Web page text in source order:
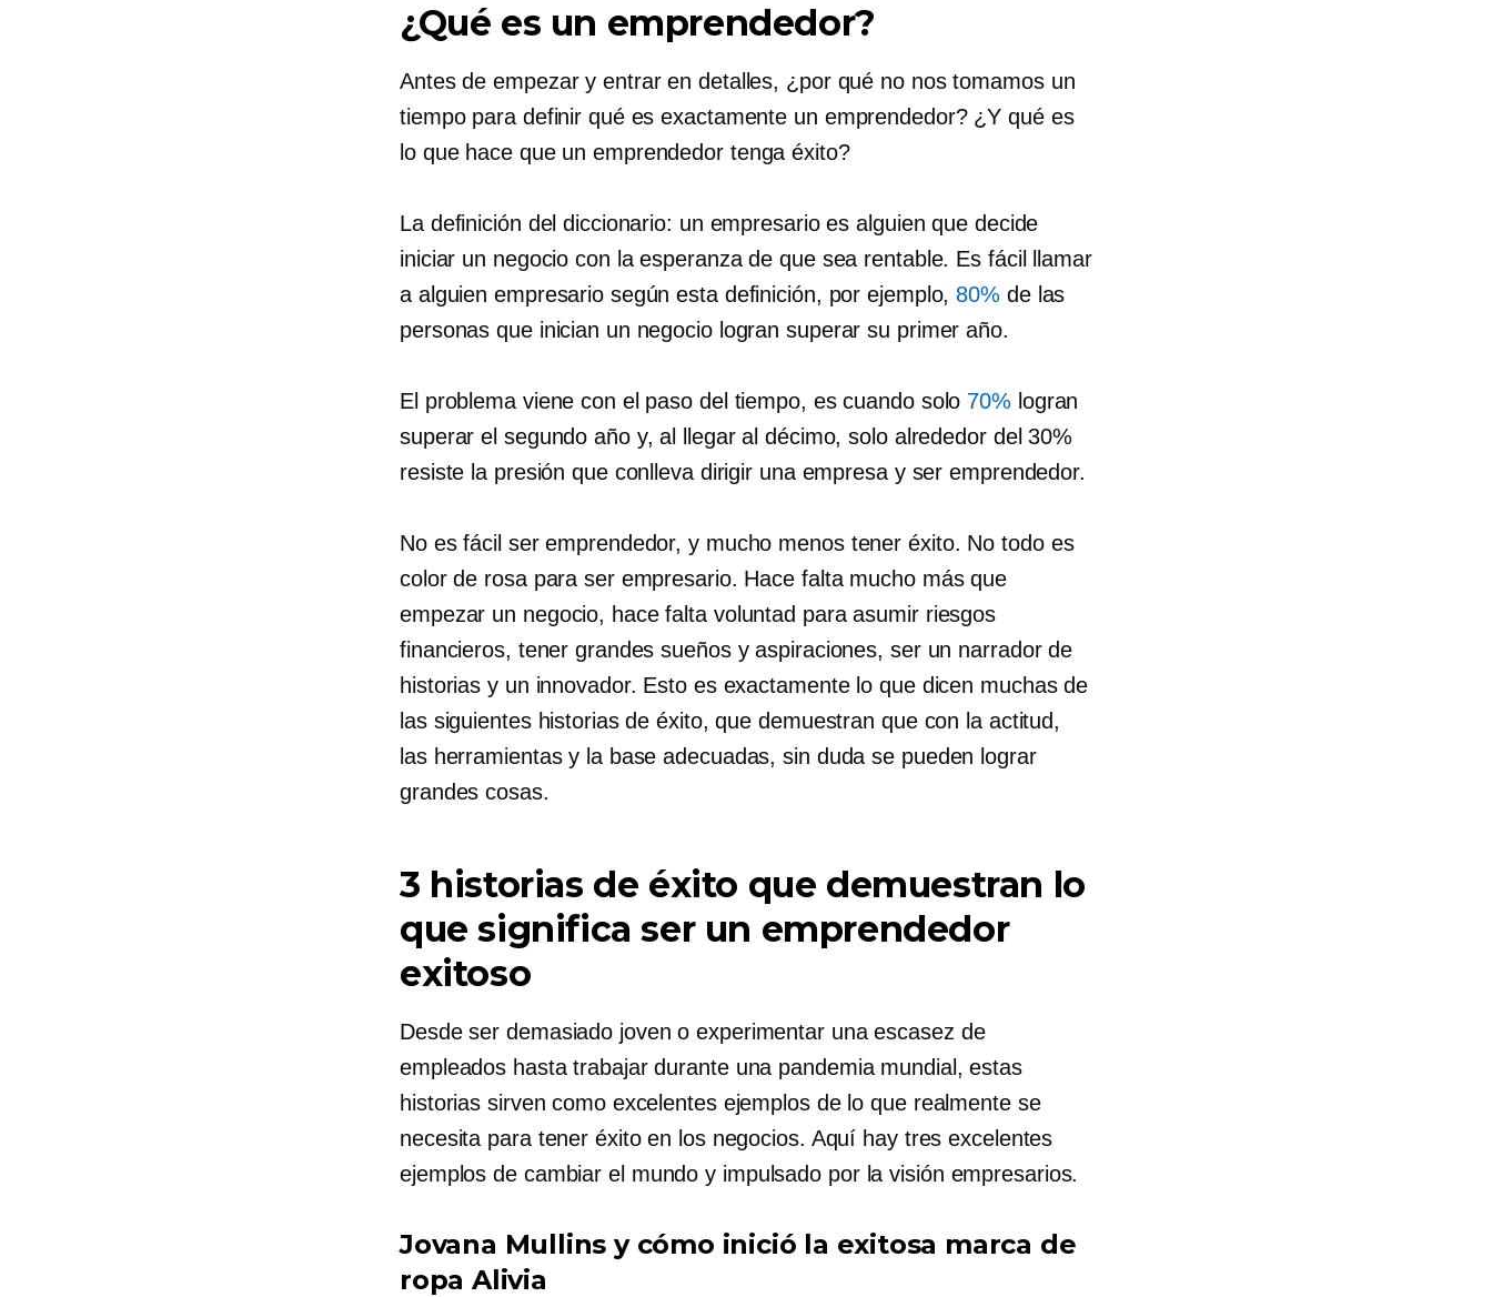
¿Qué es un emprendedor?
Antes de empezar y entrar en detalles, ¿por qué no nos tomamos un
tiempo para definir qué es exactamente un emprendedor? ¿Y qué es
lo que hace que un emprendedor tenga éxito?
La definición del diccionario: un empresario es alguien que decide
iniciar un negocio con la esperanza de que sea rentable. Es fácil llamar
a alguien empresario según esta definición, por ejemplo, 80% de las
personas que inician un negocio logran superar su primer año.
El problema viene con el paso del tiempo, es cuando solo 70% logran
superar el segundo año y, al llegar al décimo, solo alrededor del 30%
resiste la presión que conlleva dirigir una empresa y ser emprendedor.
No es fácil ser emprendedor, y mucho menos tener éxito. No todo es
color de rosa para ser empresario. Hace falta mucho más que
empezar un negocio, hace falta voluntad para asumir riesgos
financieros, tener grandes sueños y aspiraciones, ser un narrador de
historias y un innovador. Esto es exactamente lo que dicen muchas de
las siguientes historias de éxito, que demuestran que con la actitud,
las herramientas y la base adecuadas, sin duda se pueden lograr
grandes cosas.
3 historias de éxito que demuestran lo
que significa ser un emprendedor
exitoso
Desde ser demasiado joven o experimentar una escasez de
empleados hasta trabajar durante una pandemia mundial, estas
historias sirven como excelentes ejemplos de lo que realmente se
necesita para tener éxito en los negocios. Aquí hay tres excelentes
ejemplos de cambiar el mundo y impulsado por la visión empresarios.
Jovana Mullins y cómo inició la exitosa marca de
ropa Alivia